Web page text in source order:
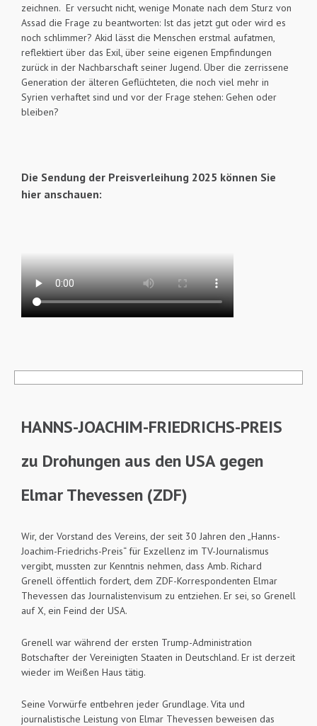
zeichnen. Er versucht nicht, wenige Monate nach dem Sturz von
Assad die Frage zu beantworten: Ist das jetzt gut oder wird es
noch schlimmer? Akid lässt die Menschen erstmal aufatmen,
reflektiert über das Exil, über seine eigenen Empfindungen
zurück in der Nachbarschaft seiner Jugend. Über die zerrissene
Generation der älteren Geflüchteten, die noch viel mehr in
Syrien verhaftet sind und vor der Frage stehen: Gehen oder
bleiben?
Die Sendung der Preisverleihung 2025 können Sie
hier anschauen:
HANNS-JOACHIM-FRIEDRICHS-PREIS
zu Drohungen aus den USA gegen
Elmar Thevessen (ZDF)
Wir, der Vorstand des Vereins, der seit 30 Jahren den „Hanns-
Joachim-Friedrichs-Preis“ für Exzellenz im TV-Journalismus
vergibt, mussten zur Kenntnis nehmen, dass Amb. Richard
Grenell öffentlich fordert, dem ZDF-Korrespondenten Elmar
Thevessen das Journalistenvisum zu entziehen. Er sei, so Grenell
auf X, ein Feind der USA.
Grenell war während der ersten Trump-Administration
Botschafter der Vereinigten Staaten in Deutschland. Er ist derzeit
wieder im Weißen Haus tätig.
Seine Vorwürfe entbehren jeder Grundlage. Vita und
journalistische Leistung von Elmar Thevessen beweisen das